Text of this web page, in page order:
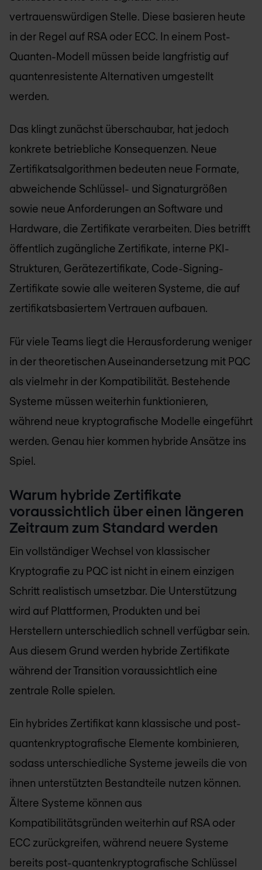
vertrauenswürdigen Stelle. Diese basieren heute
in der Regel auf RSA oder ECC. In einem Post-
Quanten-Modell müssen beide langfristig auf
quantenresistente Alternativen umgestellt
werden.
Das klingt zunächst überschaubar, hat jedoch
konkrete betriebliche Konsequenzen. Neue
Zertifikatsalgorithmen bedeuten neue Formate,
abweichende Schlüssel- und Signaturgrößen
sowie neue Anforderungen an Software und
Hardware, die Zertifikate verarbeiten. Dies betrifft
öffentlich zugängliche Zertifikate, interne PKI-
Strukturen, Gerätezertifikate, Code-Signing-
Zertifikate sowie alle weiteren Systeme, die auf
zertifikatsbasiertem Vertrauen aufbauen.
Für viele Teams liegt die Herausforderung weniger
in der theoretischen Auseinandersetzung mit PQC
als vielmehr in der Kompatibilität. Bestehende
Systeme müssen weiterhin funktionieren,
während neue kryptografische Modelle eingeführt
werden. Genau hier kommen hybride Ansätze ins
Spiel.
Warum hybride Zertifikate
voraussichtlich über einen längeren
Zeitraum zum Standard werden
Ein vollständiger Wechsel von klassischer
Kryptografie zu PQC ist nicht in einem einzigen
Schritt realistisch umsetzbar. Die Unterstützung
wird auf Plattformen, Produkten und bei
Herstellern unterschiedlich schnell verfügbar sein.
Aus diesem Grund werden hybride Zertifikate
während der Transition voraussichtlich eine
zentrale Rolle spielen.
Ein hybrides Zertifikat kann klassische und post-
quantenkryptografische Elemente kombinieren,
sodass unterschiedliche Systeme jeweils die von
ihnen unterstützten Bestandteile nutzen können.
Ältere Systeme können aus
Kompatibilitätsgründen weiterhin auf RSA oder
ECC zurückgreifen, während neuere Systeme
bereits post-quantenkryptografische Schlüssel